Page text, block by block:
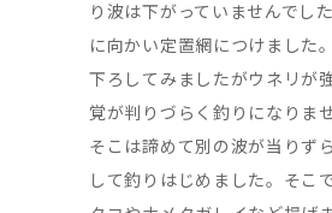
り波は下がっていませんでし
に向かい定置網につけました
下ろしてみましたがウネリが
覚が判りづらく釣りになりま
そこは諦めて別の波が当りず
して釣りはじめました。そこ